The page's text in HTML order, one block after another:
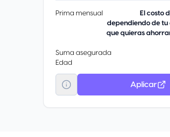
Prima mensual
El costo
dependiendo de
que quieras
Suma asegurada
Edad
Aplicar